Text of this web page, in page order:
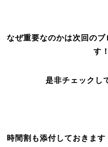
なぜ重要なのかは次回の
す
是非チェックし
時間割も添付しておきま